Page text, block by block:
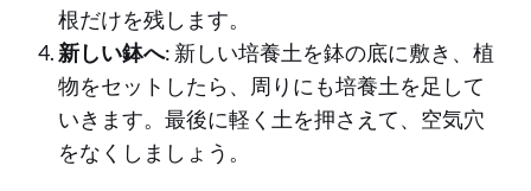
根だけを残します。
新しい鉢へ: 新しい培養土を鉢の底に敷き、植
物をセットしたら、周りにも培養土を足して
いきます。最後に軽く土を押さえて、空気穴
をなくしましょう。